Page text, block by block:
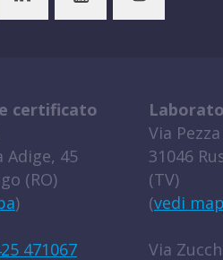
certificato
Adige, 45
(RO)
)
471067
Via
31046
(TV)
(vedi
Via